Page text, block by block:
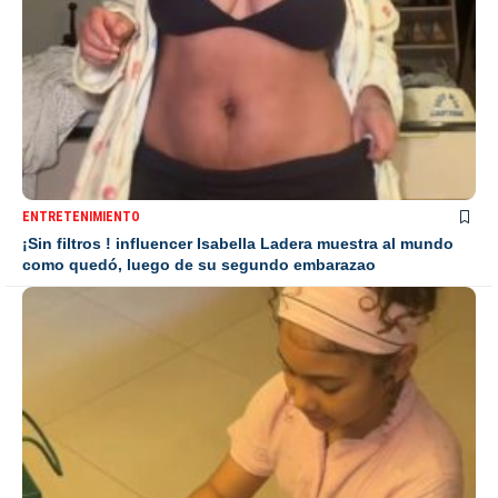
ENTRETENIMIENTO
¡Sin filtros ! influencer Isabella Ladera muestra al mundo
como quedó, luego de su segundo embarazao